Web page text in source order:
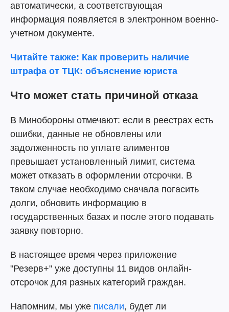
автоматически, а соответствующая
информация появляется в электронном военно-
учетном документе.
Читайте также: Как проверить наличие
штрафа от ТЦК: объяснение юриста
Что может стать причиной отказа
В Минобороны отмечают: если в реестрах есть
ошибки, данные не обновлены или
задолженность по уплате алиментов
превышает установленный лимит, система
может отказать в оформлении отсрочки. В
таком случае необходимо сначала погасить
долги, обновить информацию в
государственных базах и после этого подавать
заявку повторно.
В настоящее время через приложение
"Резерв+" уже доступны 11 видов онлайн-
отсрочок для разных категорий граждан.
Напомним, мы уже писали, будет ли